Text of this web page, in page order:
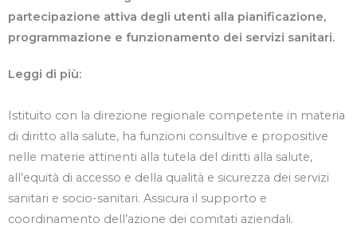
partecipazione attiva degli utenti alla pianificazione,
programmazione e funzionamento dei servizi sanitari.
Leggi di più:
Istituito con la direzione regionale competente in materia
di diritto alla salute, ha funzioni consultive e propositive
nelle materie attinenti alla tutela del diritti alla salute,
all’equità di accesso e della qualità e sicurezza dei servizi
sanitari e socio-sanitari. Assicura il supporto e
coordinamento dell’azione dei comitati aziendali.